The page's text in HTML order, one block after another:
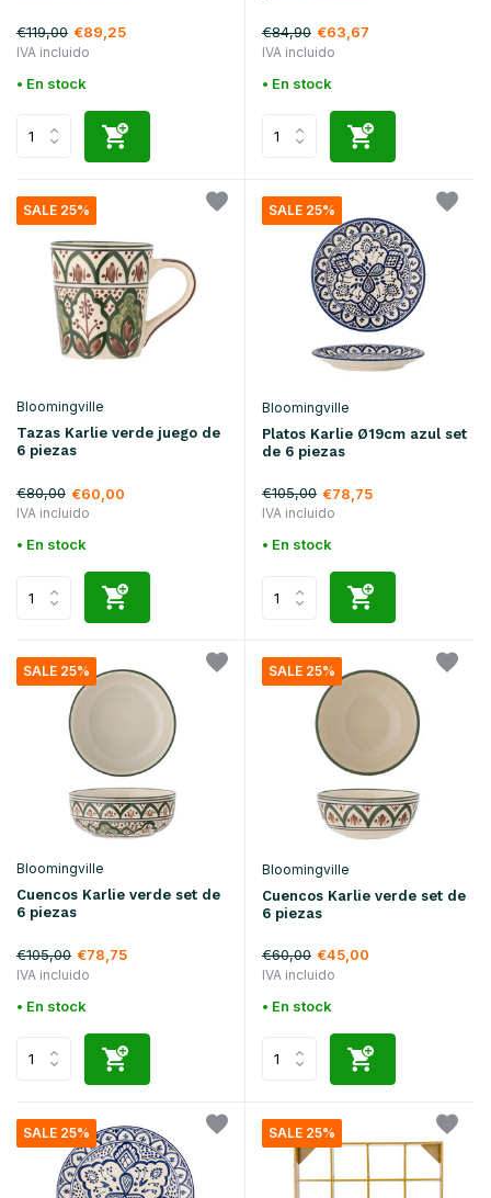
€119,00 €89,25
IVA incluido
• En stock
€84,90 €63,67
IVA incluido
• En stock
SALE 25%
Bloomingville
Tazas Karlie verde juego de
6 piezas
€80,00 €60,00
IVA incluido
• En stock
SALE 25%
Bloomingville
Platos Karlie Ø19cm azul set
de 6 piezas
€105,00 €78,75
IVA incluido
• En stock
SALE 25%
Bloomingville
Cuencos Karlie verde set de
6 piezas
€105,00 €78,75
IVA incluido
• En stock
SALE 25%
Bloomingville
Cuencos Karlie verde set de
6 piezas
€60,00 €45,00
IVA incluido
• En stock
SALE 25% SALE 25%